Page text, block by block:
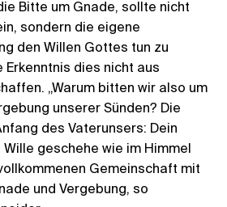
Bitte um Gnade, sollte nicht
sondern die eigene
den Willen Gottes tun zu
Erkenntnis dies nicht aus
„Warum bitten wir also um
unserer Sünden? Die
des Vaterunsers: Dein
Wille geschehe wie im Himmel
Gemeinschaft mit
und Vergebung, so